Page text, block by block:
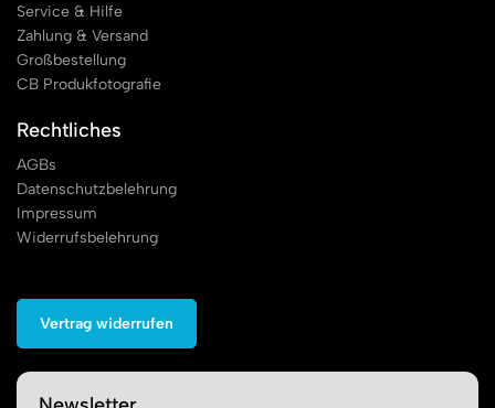
Service & Hilfe
Zahlung & Versand
Großbestellung
CB Produkfotografie
Rechtliches
AGBs
Datenschutzbelehrung
Impressum
Widerrufsbelehrung
Vertrag widerrufen